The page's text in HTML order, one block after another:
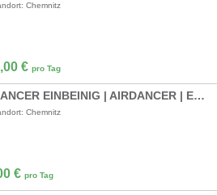
Chemnitz
€ pro Tag
SKYDANCER EINBEINIG | AIRDANCER | EYECATCHER | KUNDENSTOPPER | PROMOTION
Chemnitz
€ pro Tag